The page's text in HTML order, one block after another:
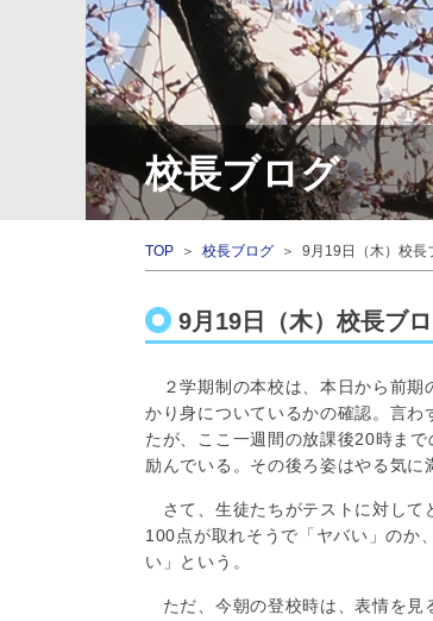
校長ブログ
TOP ＞ 校長ブログ ＞ 9月19日（木）校長
9月19日（木）校長ブ
２学期制の本校は、本日から前期
かり身についているかの確認。言
たが、ここ一週間の放課後20時ま
励んでいる。その後ろ姿はやる気に
さて、生徒たちがテストに対して
100点が取れそうで「ヤバい」のか
い」という。
ただ、今朝の登校時は、表情を見